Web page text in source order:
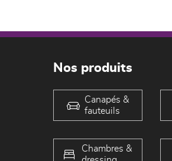
Nos produits
Canapés &
fauteuils
Chambres &